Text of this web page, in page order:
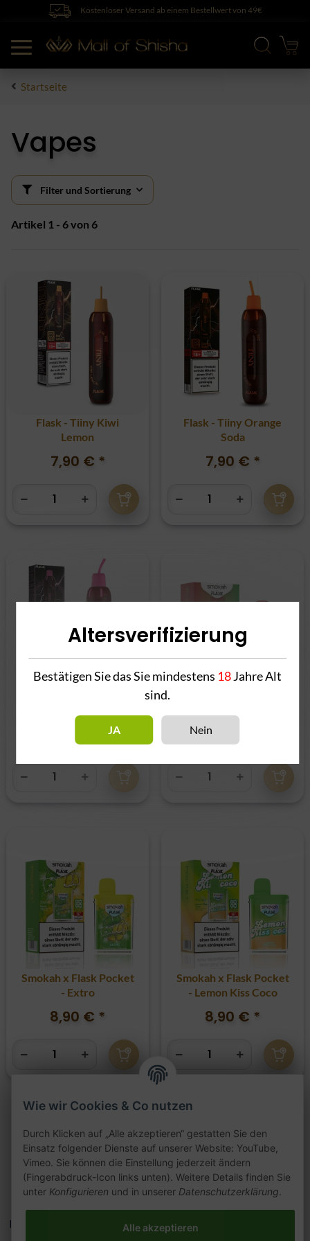
Kostenloser Versand ab einem Bestellwert von 49€
Startseite
Vapes
Filter und Sortierung
Artikel 1 - 6 von 6
Flask - Tiiny Kiwi
Lemon
7,90 € *
Flask - Tiiny Orange
Soda
7,90 € *
Lemonade
7,90 €
- Double Arabics
8,90 €
Smokah x Flask Pocket
- Extro
8,90 € *
Smokah x Flask Pocket
- Lemon Kiss Coco
8,90 € *
Artikel 1 - 6 von 6
Wie wir Cookies & Co nutzen
Durch Klicken auf „Alle akzeptieren“ gestatten Sie den
Einsatz folgender Dienste auf unserer Website: YouTube,
Vimeo. Sie können die Einstellung jederzeit ändern
(Fingerabdruck-Icon links unten). Weitere Details finden Sie
unter Konfigurieren und in unserer Datenschutzerklärung.
Alle akzeptieren
Kategorien
Altersverifizierung
Bestätigen Sie das Sie mindestens 18Jahre Alt
sind.
JA Nein